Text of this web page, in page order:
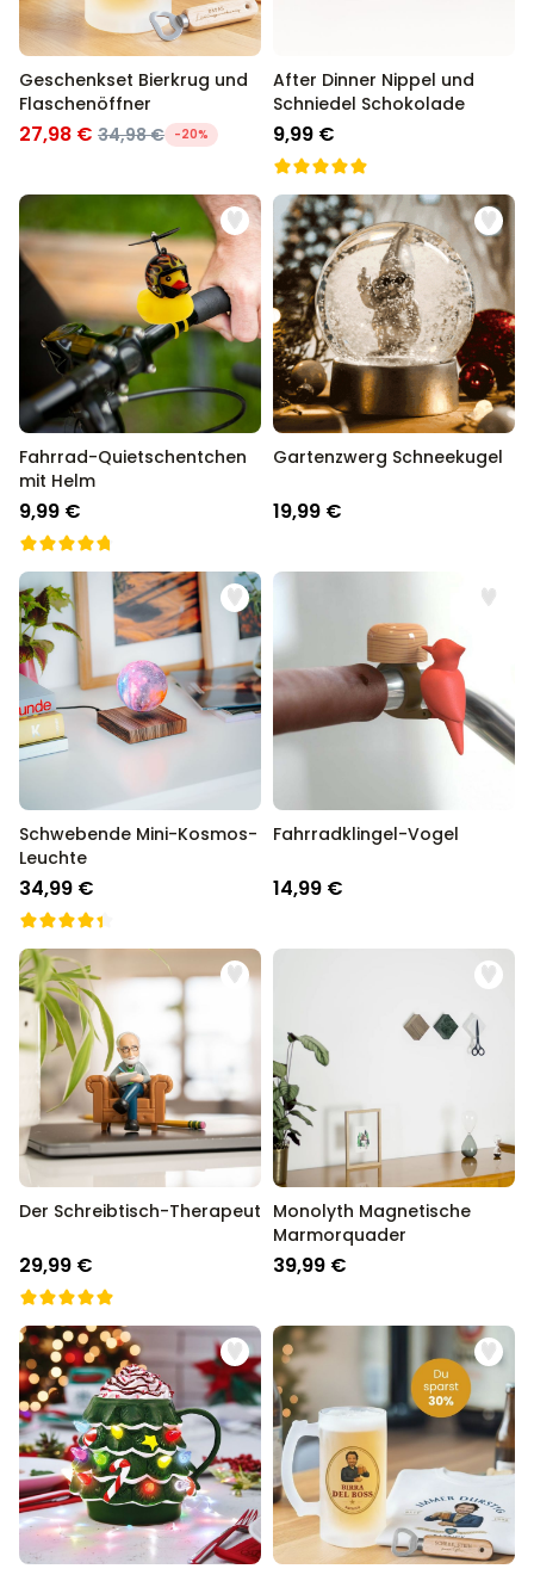
Geschenkset Bierkrug und
Flaschenöffner
27,98 € 34,98 € -20%
After Dinner Nippel und
Schniedel Schokolade
9,99 €
Fahrrad-Quietschentchen
mit Helm
9,99 €
Gartenzwerg Schneekugel
19,99 €
Schwebende Mini-Kosmos-
Leuchte
34,99 €
Fahrradklingel-Vogel
14,99 €
Der Schreibtisch-Therapeut
29,99 €
Monolyth Magnetische
Marmorquader
39,99 €